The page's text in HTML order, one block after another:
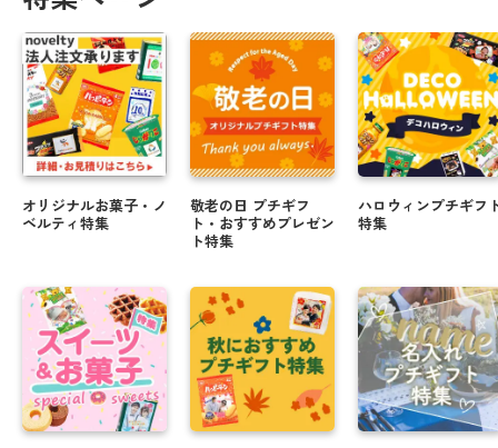
オリジナルお菓子・ノ
ベルティ特集
敬老の日 プチギフ
ト・おすすめプレゼン
ト特集
ハロウィンプチギフ
特集